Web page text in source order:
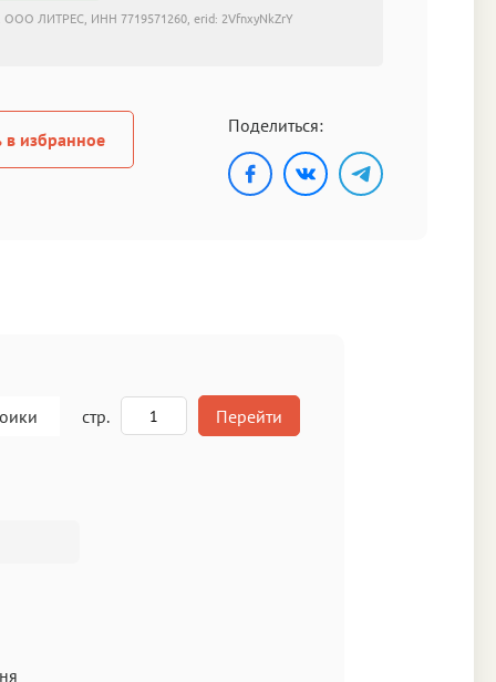
ООО ЛИТРЕС, ИНН 7719571260, erid: 2VfnxyNkZrY
в избранное
Поделиться:
стр. Перейти